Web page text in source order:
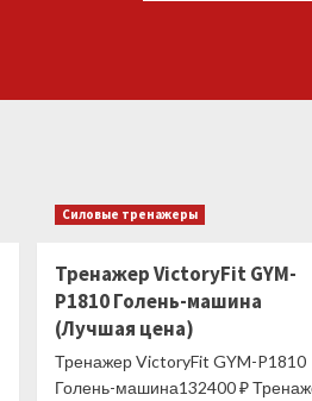
Силовые тренажеры
Тренажер VictoryFit GYM-
P1810 Голень-машина
(Лучшая цена)
Тренажер VictoryFit GYM-P1810
Голень-машина132400 ₽